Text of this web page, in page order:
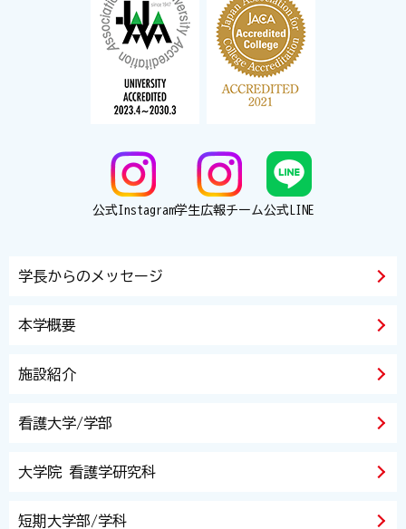
公式Instagram学生広報チーム公式LINE
学長からのメッセージ
本学概要
施設紹介
看護大学/学部
大学院 看護学研究科
短期大学部/学科